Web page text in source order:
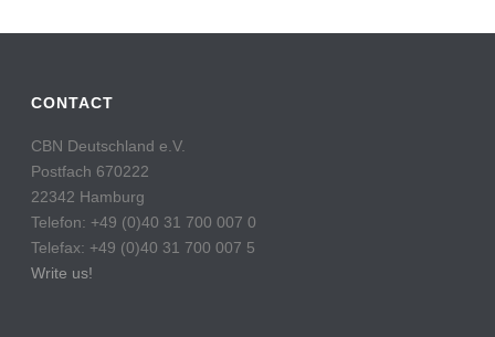
CONTACT
CBN Deutschland e.V.
Postfach 670222
22342 Hamburg
Telefon: +49 (0)40 31 700 007 0
Telefax: +49 (0)40 31 700 007 5
Write us!